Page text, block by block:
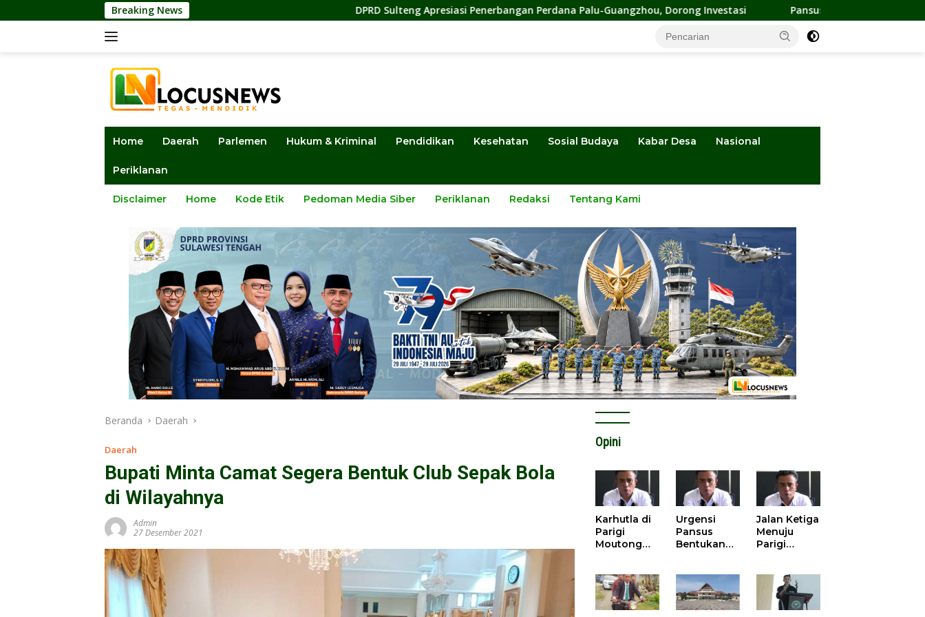
ke
Breaking News DPRD Sulteng Apresiasi Penerbangan Perdana Palu-Guangzhou, Dorong Investasi Pansus DPRD Sulteng Kawal Penyelesaian
Home Daerah Parlemen Hukum & Kriminal Pendidikan Kesehatan Sosial Budaya Kabar Desa Nasional
Periklanan
Disclaimer Home Kode Etik Pedoman Media Siber Periklanan Redaksi Tentang Kami
Beranda Daerah
Daerah
Bupati Minta Camat Segera Bentuk Club Sepak Bola
di Wilayahnya
Admin
27 Desember 2021
Opini
Karhutla di
Parigi
Moutong
Tantangan
Tata Kelola
Mitigasi
Urgensi
Pansus
Bentukan
Kisruh
Pengusulan
52 Titik
Jalan Ketiga
Menuju
Parigi
Beradab